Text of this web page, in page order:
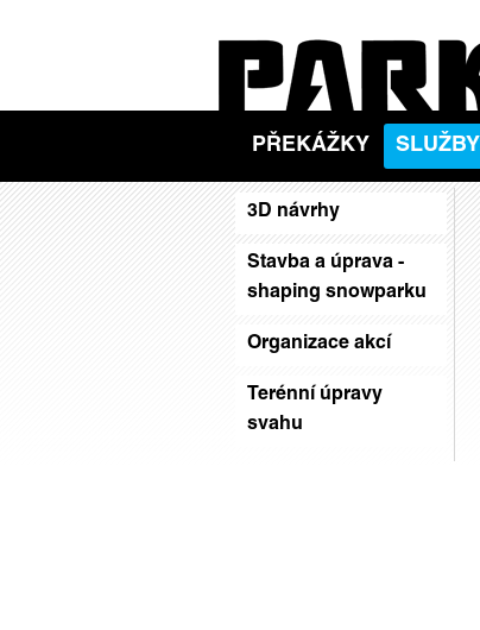
PŘEKÁŽKY SLUŽBY
3D návrhy
Stavba a úprava -
shaping snowparku
Organizace akcí
Terénní úpravy
svahu